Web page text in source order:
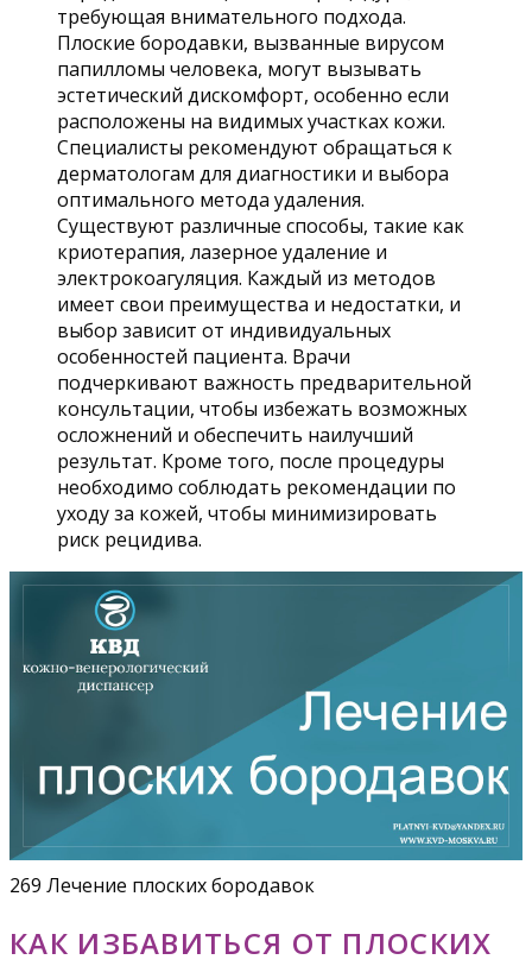
требующая внимательного подхода.
Плоские бородавки, вызванные вирусом
папилломы человека, могут вызывать
эстетический дискомфорт, особенно если
расположены на видимых участках кожи.
Специалисты рекомендуют обращаться к
дерматологам для диагностики и выбора
оптимального метода удаления.
Существуют различные способы, такие как
криотерапия, лазерное удаление и
электрокоагуляция. Каждый из методов
имеет свои преимущества и недостатки, и
выбор зависит от индивидуальных
особенностей пациента. Врачи
подчеркивают важность предварительной
консультации, чтобы избежать возможных
осложнений и обеспечить наилучший
результат. Кроме того, после процедуры
необходимо соблюдать рекомендации по
уходу за кожей, чтобы минимизировать
риск рецидива.
269 Лечение плоских бородавок
КАК ИЗБАВИТЬСЯ ОТ ПЛОСКИХ